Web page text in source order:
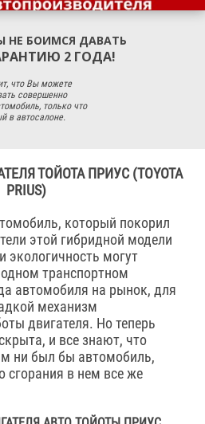
НЕ БОИМСЯ ДАВАТЬ
2 ГОДА!
что Вы можете
совершенно
только что
в автосалоне.
ТОЙОТА ПРИУС (TOYOTA
PRIUS)
который покорил
этой гибридной модели
экологичность могут
транспортном
автомобиля на рынок, для
механизм
двигателя. Но теперь
и все знают, что
ни был бы автомобиль,
сгорания в нем все же